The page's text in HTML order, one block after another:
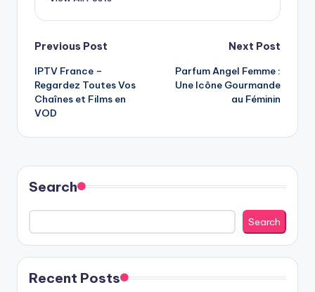
Post
navigation
Previous Post
IPTV France –
Regardez Toutes Vos
Chaînes et Films en
VOD
Next Post
Parfum Angel Femme :
Une Icône Gourmande
au Féminin
Search
Search
Recent Posts